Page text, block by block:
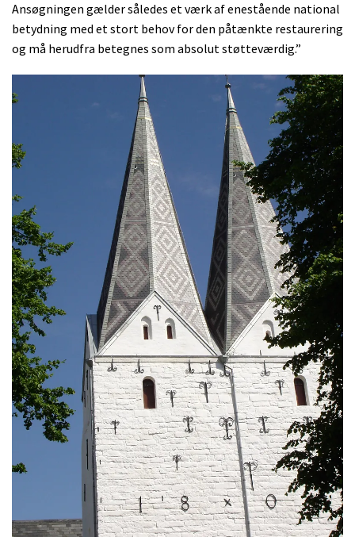
Ansøgningen gælder således et værk af enestående national
betydning med et stort behov for den påtænkte restaurering
og må herudfra betegnes som absolut støtteværdig.”